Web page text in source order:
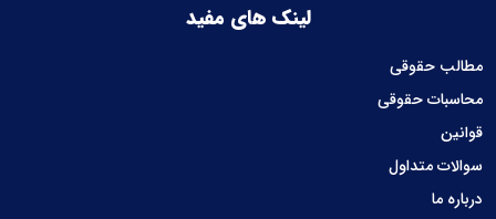
لینک های مفید
مطالب حقوقی
محاسبات حقوقی
قوانین
سوالات متداول
درباره ما